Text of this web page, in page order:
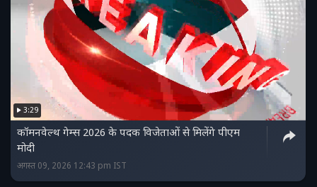
3:29
कॉमनवेल्थ गेम्स 2026 के पदक विजेताओं से मिलेंगे पीएम
मोदी
अगस्त 09, 2026 12:43 pm IST